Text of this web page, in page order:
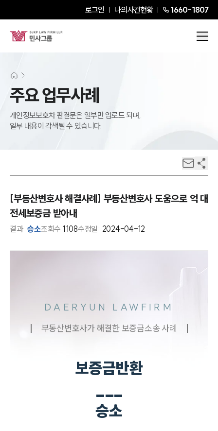
로그인 나의사건현황 1660-1807
주요 업무사례
개인정보보호차 판결문은 일부만 업로드 되며,
일부 내용이 각색될 수 있습니다.
[부동산변호사 해결사례] 부동산변호사 도움으로 억 대
전세보증금 받아내
결과 승소조회수 1108수정일: 2024-04-12
DAERYUN LAWFIRM
부동산변호사가 해결한 보증금소송 사례
보증금반환
___
승소